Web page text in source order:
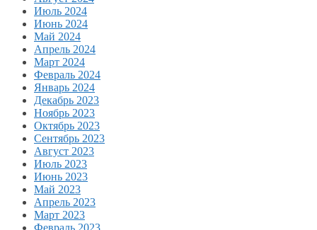
Июль 2024
Июнь 2024
Май 2024
Апрель 2024
Март 2024
Февраль 2024
Январь 2024
Декабрь 2023
Ноябрь 2023
Октябрь 2023
Сентябрь 2023
Август 2023
Июль 2023
Июнь 2023
Май 2023
Апрель 2023
Март 2023
Февраль 2023